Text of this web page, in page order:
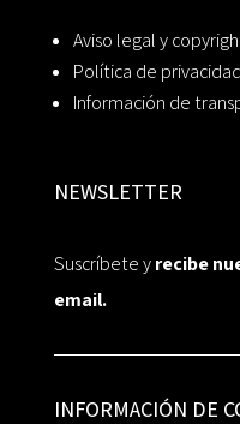
Aviso legal y
Política de privacidad
Información de
NEWSLETTER
Suscríbete yrecibe
email.
INFORMACIÓN DE